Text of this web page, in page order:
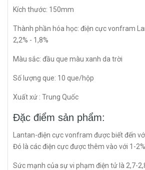
Kích thước: 150mm
Thành phần hóa học: điện cực vonfram
2,2% - 1,8%
Màu sắc: đầu que màu xanh da trời
Số lượng que: 10 que/hộp
Xuất xứ : Trung Quốc
Đặc điểm sản phẩm:
Lantan-điện cực vonfram được biết đến
Đó là các điện cực được thêm vào với 1-2%
Sức mạnh của sự vi phạm điện tử là 2,7-